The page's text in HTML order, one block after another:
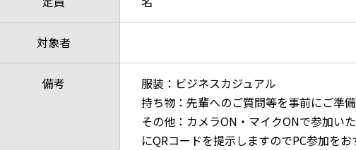
対象者
備考
服装：ビジネスカジュアル
持ち物：先輩へのご質問等を事前にご準備
その他：カメラON・マイクONで参加い
にQRコードを提示しますのでPC参加をお